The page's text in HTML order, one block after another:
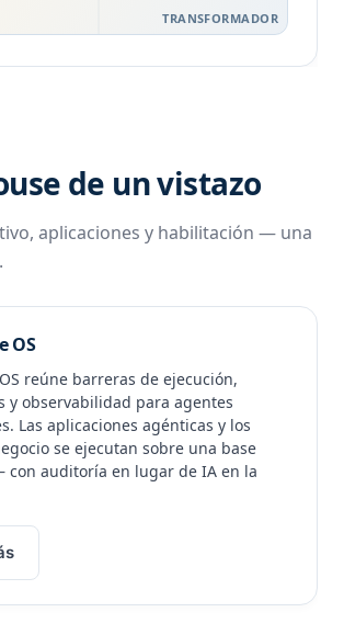
TRANSFORMADOR
de un vistazo
aplicaciones y habilitación — una
OS
reúne barreras de ejecución,
y observabilidad para agentes
Las aplicaciones agénticas y los
se ejecutan sobre una base
auditoría en lugar de IA en la